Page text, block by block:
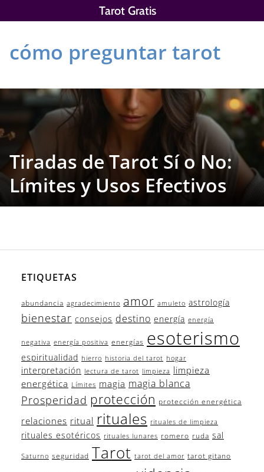
al
Tarot Gratis
cómo preguntar tarot
Tiradas de Tarot Sí o No:
Límites y Usos Efectivos
ETIQUETAS
abundancia agradecimiento amor amuleto astrología
bienestar consejos destino energía energía
negativa energía positiva energías esoterismo
espiritualidad hierro historia del tarot hogar
interpretación lectura de tarot limpieza limpieza
energética Límites magia magia blanca
Prosperidad protección protección energética
relaciones ritual rituales rituales de limpieza
rituales esotéricos rituales lunares romero ruda sal
Saturno seguridad Tarot tarot del amor tarot gitano